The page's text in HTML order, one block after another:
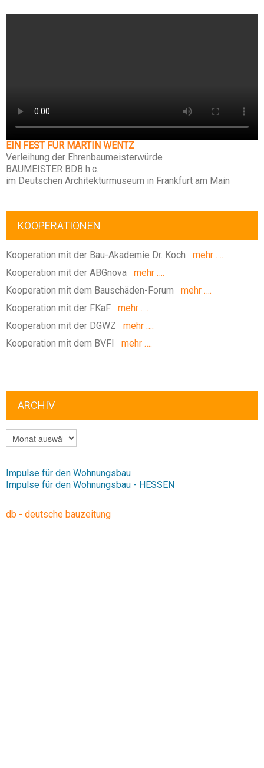
EIN FEST FÜR MARTIN WENTZ
Verleihung der Ehrenbaumeisterwürde
BAUMEISTER BDB h.c.
im Deutschen Architekturmuseum in Frankfurt am Main
KOOPERATIONEN
Kooperation mit der Bau-Akademie Dr. Koch mehr ….
Kooperation mit der ABGnova mehr ….
Kooperation mit dem Bauschäden-Forum mehr ….
Kooperation mit der FKaF mehr ….
Kooperation mit der DGWZ mehr ….
Kooperation mit dem BVFI
mehr ….
ARCHIV
ARCHIV
Impulse für den Wohnungsbau
Impulse für den Wohnungsbau - HESSEN
db - deutsche bauzeitung